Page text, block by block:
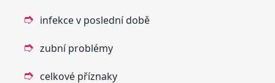
infekce v poslední době
zubní problémy
celkové příznaky